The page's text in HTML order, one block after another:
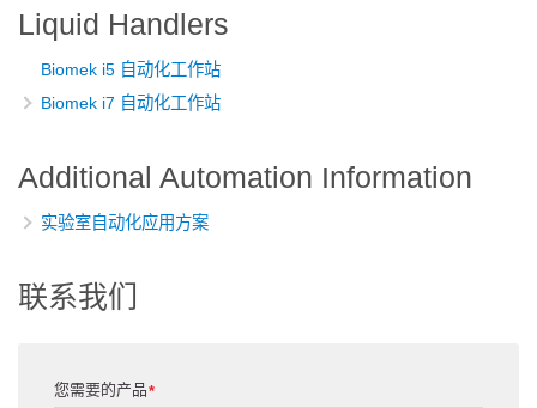
Liquid Handlers
Biomek i5 自动化工作站
Biomek i7 自动化工作站
Additional Automation Information
实验室自动化应用方案
联系我们
*
您需要的产品